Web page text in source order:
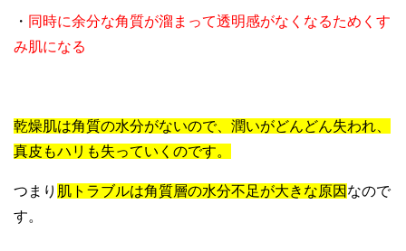
・ 同時に余分な角質が溜まって透明感がなくなるためくす
み肌になる
乾燥肌は角質の水分がないので、潤いがどんどん失われ、
真皮もハリも失っていくのです。
つまり 肌トラブルは角質層の水分不足が大きな原因 なので
す。